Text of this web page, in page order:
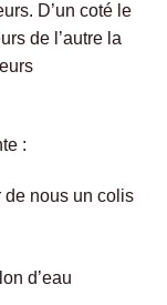
D’un coté le
de l’autre la
:
de nous un colis
d’eau